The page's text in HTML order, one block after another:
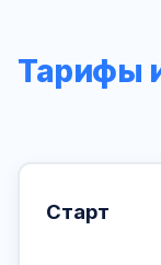
Тарифы
Старт